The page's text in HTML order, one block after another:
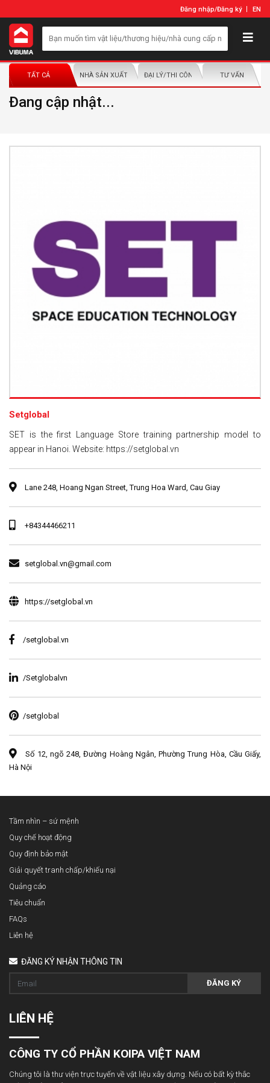
Đăng nhập/Đăng ký EN
TẤT CẢ NHÀ SẢN XUẤT/NHÀ PHÂN PHỐIĐẠI LÝ/THI CÔNG LẮP ĐẶTTƯ VẤN
Đang cập nhật...
Setglobal
SET is the first Language Store training partnership model to
appear in Hanoi. Website: https://setglobal.vn
Lane 248, Hoang Ngan Street, Trung Hoa Ward, Cau Giay
+84344466211
setglobal.vn@gmail.com
https://setglobal.vn
/setglobal.vn
/Setglobalvn
/setglobal
Số 12, ngõ 248, Đường Hoàng Ngân, Phường Trung Hòa, Cầu Giấy,
Hà Nội
Tầm nhìn – sứ mệnh
Quy chế hoạt động
Quy định bảo mật
Giải quyết tranh chấp/khiếu nại
Quảng cáo
Tiêu chuẩn
FAQs
Liên hệ
ĐĂNG KÝ NHẬN THÔNG TIN
ĐĂNG KÝ
LIÊN HỆ
CÔNG TY CỔ PHẦN KOIPA VIỆT NAM
Chúng tôi là thư viện trực tuyến về vật liệu xây dựng. Nếu có bất kỳ thắc